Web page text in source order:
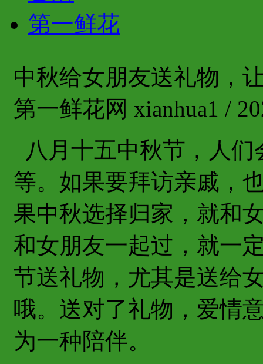
第一鲜花
中秋给女朋友送礼物，
第一鲜花网 xianhua1 /
八月十五中秋节，人
等。如果要拜访亲戚，
果中秋选择归家，就和
和女朋友一起过，就一
节送礼物，尤其是送给
哦。送对了礼物，爱情
为一种陪伴。